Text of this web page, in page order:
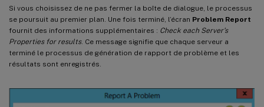
Si vous choisissez de ne pas fermer la boîte de dialogue, le processus
se poursuit au premier plan. Une fois terminé, l’écran Problem Report
fournit des informations supplémentaires : Check each Server’s
Properties for results. Ce message signifie que chaque serveur a
terminé le processus de génération de rapport de problème et les
résultats sont enregistrés.